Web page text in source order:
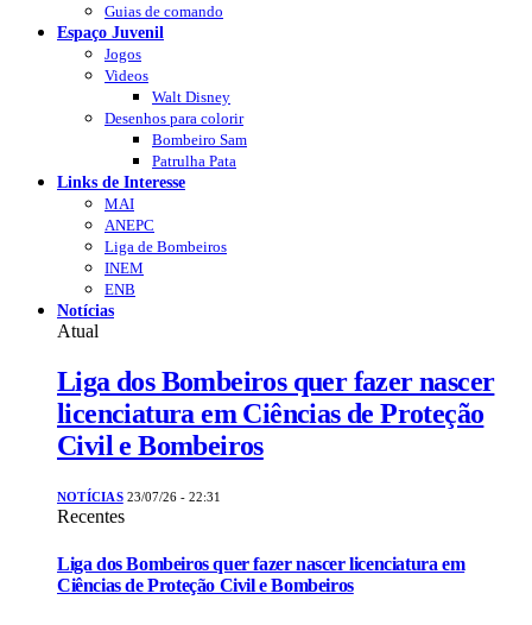
Guias de comando
Espaço Juvenil
Jogos
Videos
Walt Disney
Desenhos para colorir
Bombeiro Sam
Patrulha Pata
Links de Interesse
MAI
ANEPC
Liga de Bombeiros
INEM
ENB
Notícias
Atual
Liga dos Bombeiros quer fazer nascer
licenciatura em Ciências de Proteção
Civil e Bombeiros
NOTÍCIAS 23/07/26 - 22:31
Recentes
Liga dos Bombeiros quer fazer nascer licenciatura em
Ciências de Proteção Civil e Bombeiros